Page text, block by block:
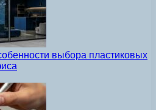
выбора пластиковых